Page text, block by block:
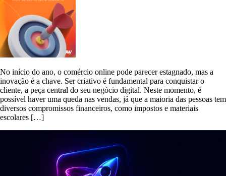
No início do ano, o comércio online pode parecer estagnado, mas a
inovação é a chave. Ser criativo é fundamental para conquistar o
cliente, a peça central do seu negócio digital. Neste momento, é
possível haver uma queda nas vendas, já que a maioria das pessoas tem
diversos compromissos financeiros, como impostos e materiais
escolares […]